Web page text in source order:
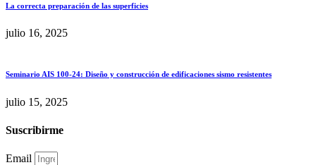
La correcta preparación de las superficies
julio 16, 2025
Seminario AIS 100-24: Diseño y construcción de edificaciones sismo resistentes
julio 15, 2025
Suscribirme
Email